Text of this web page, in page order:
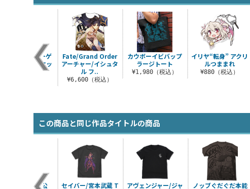
イリヤ“転身” アクリ
ルつままれ
¥880（税込）
スパイク・スピーゲ
ル Tシャツ ジャケッ
Fate/Grand Order
アーチャー/イシュタ
ル フ..
¥6,600（税込）
カウボーイビバップ
ラージトート
¥1,980（税込）
この商品と同じ作品タイトルの商品
ノッブぐだぐだ本能
マスター/主人公
セイバー/宮本武蔵 T
アヴェンジャー/ジャ